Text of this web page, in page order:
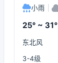
小雨
25° ~ 31°
东北风
3-4级